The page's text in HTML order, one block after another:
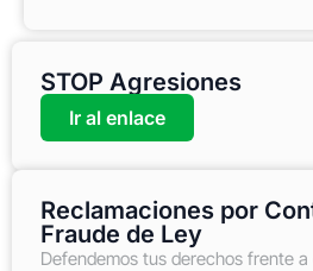
STOP Agresiones
Ir al enlace
Reclamaciones por
Fraude de Ley
Defendemos tus derechos frente